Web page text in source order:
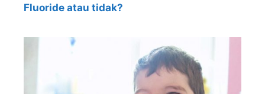
Fluoride atau tidak?